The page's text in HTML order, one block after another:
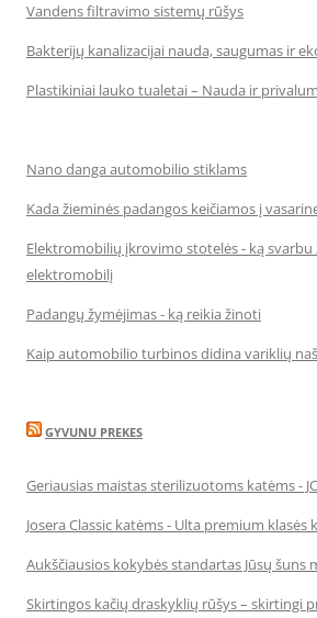
Vandens filtravimo sistemų rūšys
Bakterijų kanalizacijai nauda, saugumas ir
Plastikiniai lauko tualetai – Nauda ir
Nano danga automobilio stiklams
Kada žieminės padangos keičiamos į
Elektromobilių įkrovimo stotelės - ką
elektromobilį
Padangų žymėjimas - ką reikia žinoti
Kaip automobilio turbinos didina variklių
GYVUNU PREKES
Geriausias maistas sterilizuotoms katėms -
Josera Classic katėms - Ulta premium klasės
Aukščiausios kokybės standartas Jūsų šuns
Skirtingos kačių draskyklių rūšys – skirtingi